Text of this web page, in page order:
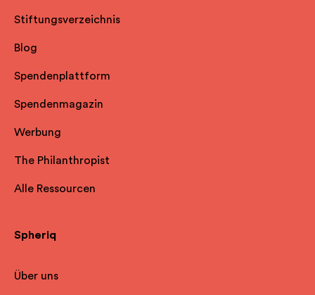
Stiftungsverzeichnis
Blog
Spendenplattform
Spendenmagazin
Werbung
The Philanthropist
Alle Ressourcen
Spheriq
Über uns